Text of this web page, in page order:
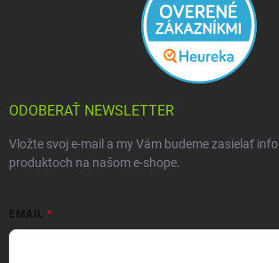
ODOBERAŤ NEWSLETTER
Vložte svoj e-mail a my Vám budeme zasielať
produktoch na našom e-shope.
EMAIL